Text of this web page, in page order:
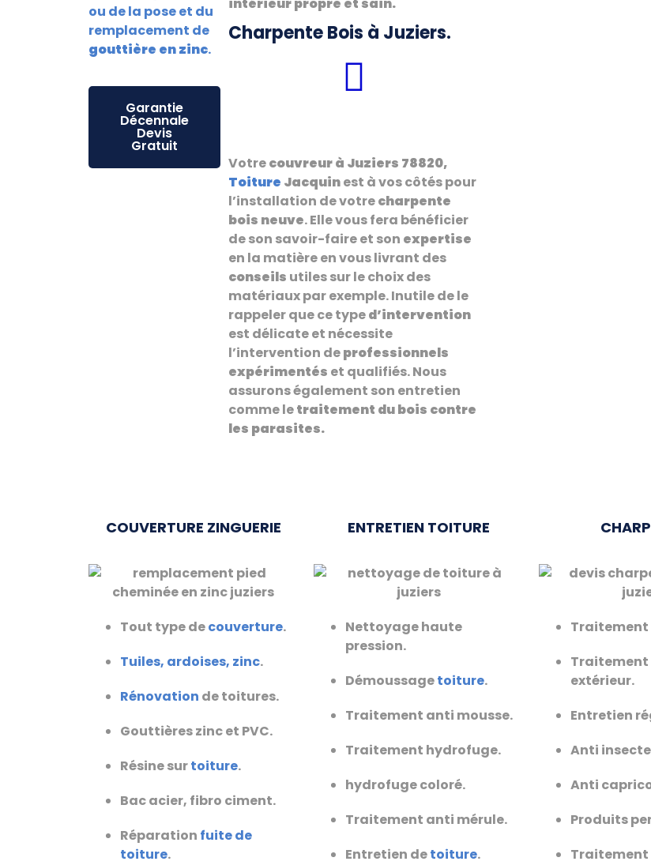
ou de la pose et du
remplacement de
gouttière en zinc.
Garantie
Décennale
Devis
Gratuit
Charpente Bois à Juziers.
Votrecouvreur à Juziers 78820,
Toiture Jacquinest à vos côtés pour
l’installation de votrecharpente
bois neuve. Elle vous fera bénéficier
de son savoir-faire et son expertise
en la matière en vous livrant des
conseils utiles sur le choix des
matériaux par exemple. Inutile de le
rappeler que ce typed’intervention
est délicate et nécessite
l’intervention deprofessionnels
expérimentés et qualifiés. Nous
assurons également son entretien
comme letraitement du bois contre
les parasites.
COUVERTURE ZINGUERIE
Tout type decouverture.
Tuiles, ardoises, zinc.
Rénovation de toitures.
Gouttières zinc et PVC.
Résine surtoiture.
Bac acier, fibro ciment.
Réparation fuite de
toiture.
ENTRETIEN TOITURE
Nettoyage haute
pression.
Démoussagetoiture.
Traitement anti mousse.
Traitement hydrofuge.
hydrofuge coloré.
Traitement anti mérule.
Entretien detoiture.
Traitement
Traitement
extérieur.
Entretien
Anti
Anti
Produits
Traitement